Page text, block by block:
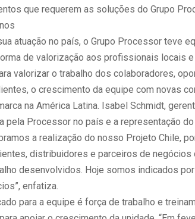
que requerem as soluções do Grupo
atuação no país, o Grupo Processor teve
de valorização aos profissionais locais
valorizar o trabalho dos colaboradores,
o crescimento da equipe com novas
na América Latina. Isabel Schmidt,
pela Processor no país e a representação
a realização do nosso Projeto Chile,
distribuidores e parceiros de negócios
desenvolvidos. Hoje somos indicados
enfatiza.
para a equipe é força de trabalho e